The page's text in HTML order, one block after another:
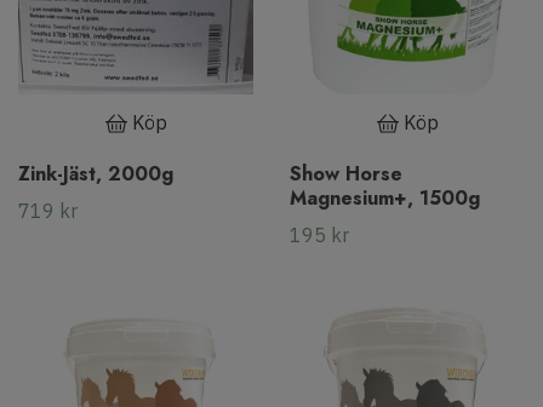
Köp
Zink-Jäst, 2000g
719 kr
Köp
Show Horse
Magnesium+, 1500g
195 kr